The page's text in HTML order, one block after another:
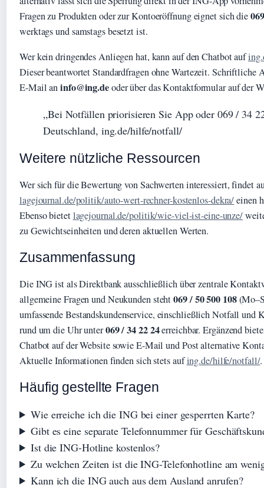
Fragen zu Produkten oder zur Kontoeröffnung eignet sich die
werktags und samstags besetzt ist.
Wer kein dringendes Anliegen hat, kann auf den Chatbot auf
Dieser beantwortet Standardfragen ohne Wartezeit. Schriftliche
E-Mail aninfo@ing.deoder über das Kontaktformular auf der
„Bei Notfällen priorisieren Sie App oder 069 / 34
Deutschland, ing.de/hilfe/notfall/
Weitere nützliche Ressourcen
Wer sich für die Bewertung von Sachwerten interessiert, findet
lagejournal.de/politik/auto-wert-rechner-kostenlos-dekra/einen
Ebenso bietetlagejournal.de/politik/wie-viel-ist-eine-unze/
zu Gewichtseinheiten und deren aktuellen Werten.
Zusammenfassung
Die ING ist als Direktbank ausschließlich über zentrale
allgemeine Fragen und Neukunden steht069 / 50 500 108
umfassende Bestandskundenservice, einschließlich Notfall und
rund um die Uhr unter069 / 34 22 24erreichbar. Ergänzend
Chatbot auf der Website sowie E-Mail und Post alternative
Aktuelle Informationen finden sich stets aufing.de/hilfe/notfall/.
Häufig gestellte Fragen
Wie erreiche ich die ING bei einer gesperrten Karte?
Gibt es eine separate Telefonnummer für
Ist die ING-Hotline kostenlos?
Zu welchen Zeiten ist die ING-Telefonhotline am
Kann ich die ING auch aus dem Ausland anrufen?